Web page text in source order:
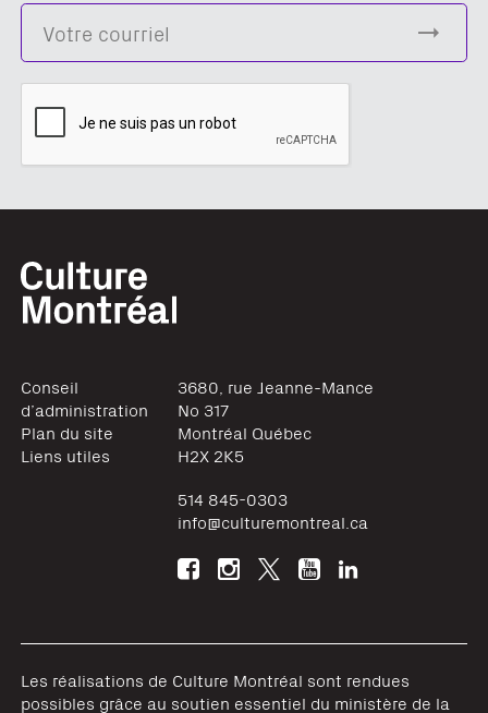
Conseil
d’administration
Plan du site
Liens utiles
3680, rue Jeanne-Mance
No 317
Montréal Québec
H2X 2K5
514 845-0303
info@culturemontreal.ca
Les réalisations de Culture Montréal sont rendues
possibles grâce au soutien essentiel du ministère de la